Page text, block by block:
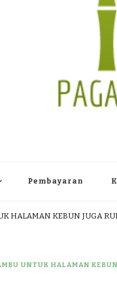
Pembayaran
HALAMAN KEBUN JUGA
UNTUK HALAMAN